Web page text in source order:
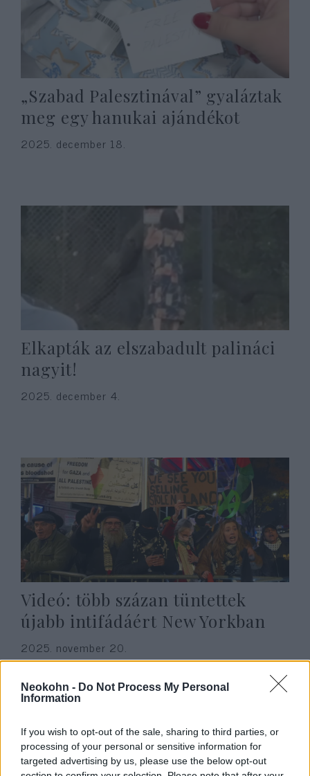
Neokohn - Do Not Process My Personal
Information
If you wish to opt-out of the sale, sharing to third parties, or
processing of your personal or sensitive information for
targeted advertising by us, please use the below opt-out
„Szabad Palesztinával” gyaláztak
meg egy hanukai ajándékot
2025. december 18.
Elkapták az elszabadult palináci
nagyit!
2025. december 4.
Videó: több százan tüntettek
újabb intifádáért New Yorkban
2025. november 20.